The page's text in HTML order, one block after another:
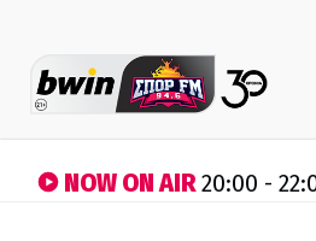
NOW ON AIR20:00 -